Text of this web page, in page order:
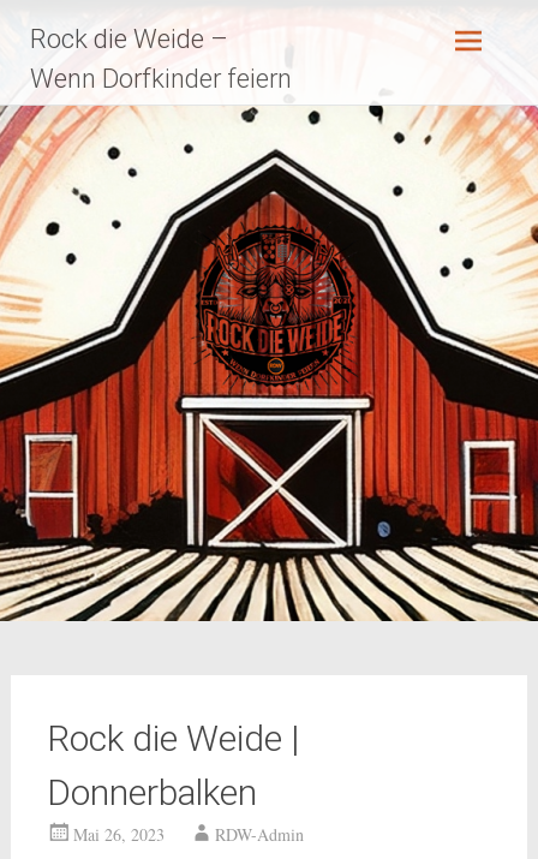
Inhalt
springen
Rock die Weide –
Wenn Dorfkinder feiern
Rock die Weide |
Donnerbalken
Mai 26, 2023 RDW-Admin